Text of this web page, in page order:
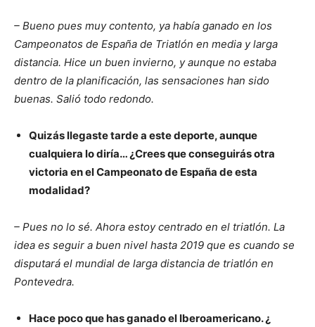
– Bueno pues muy contento, ya había ganado en los
Campeonatos de España de Triatlón en media y larga
distancia. Hice un buen invierno, y aunque no estaba
dentro de la planificación, las sensaciones han sido
buenas. Salió todo redondo.
Quizás llegaste tarde a este deporte, aunque
cualquiera lo diría… ¿Crees que conseguirás otra
victoria en el Campeonato de España de esta
modalidad?
– Pues no lo sé. Ahora estoy centrado en el triatlón. La
idea es seguir a buen nivel hasta 2019 que es cuando se
disputará el mundial de larga distancia de triatlón en
Pontevedra.
Hace poco que has ganado el Iberoamericano. ¿